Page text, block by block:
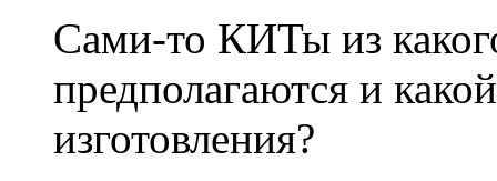
Cами-то КИТы из
предполагаются и
изготовления?